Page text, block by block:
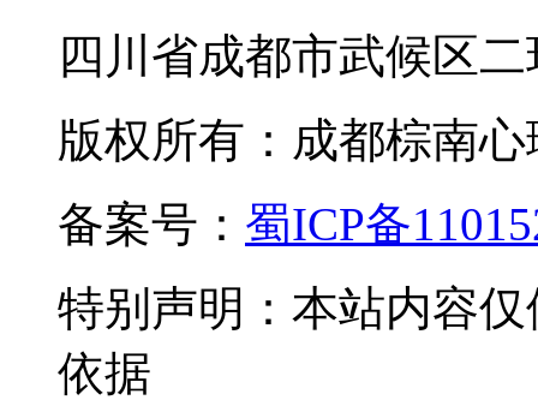
四川省成都市武候区
版权所有：成都棕南
备案号： 蜀ICP备
特别声明：本站内容
依据